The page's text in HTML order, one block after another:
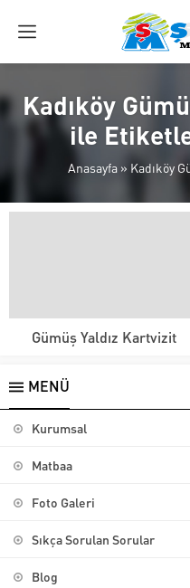
Kadıköy
ile
Anasayfa» Kadıköy
Gümüş Yaldız Kartvizit
MENÜ
Kurumsal
Matbaa
Foto Galeri
Sıkça Sorulan Sorular
Blog